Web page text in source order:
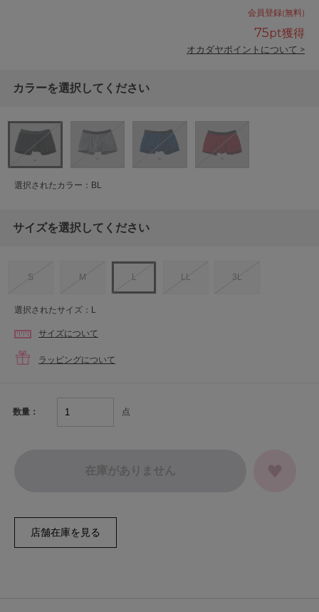
会員登録(無料)
75pt獲得
オカダヤポイントについて >
カラーを選択してください
選択されたカラー：BL
サイズを選択してください
S M L LL 3L
選択されたサイズ：L
サイズについて
ラッピングについて
数量： 点
在庫がありません